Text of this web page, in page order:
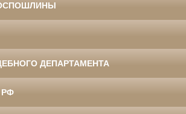
ДЕПАРТАМЕНТА
РФ